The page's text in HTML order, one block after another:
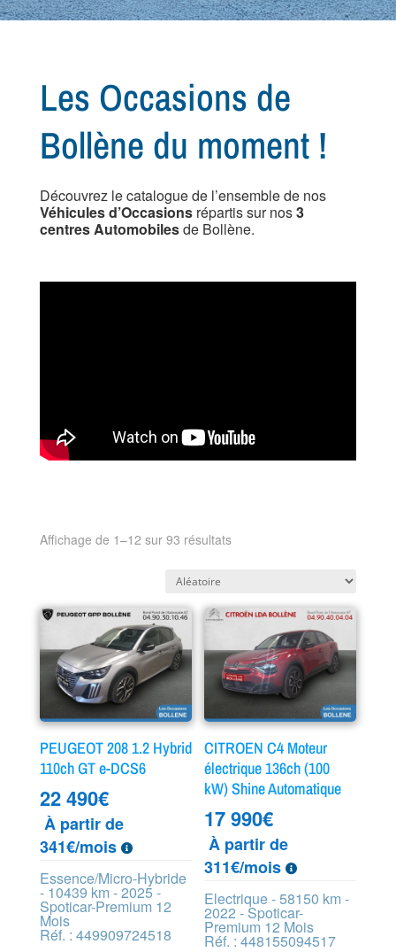
Les Occasions de
Bollène du moment !
Découvrez le catalogue de l’ensemble de nos
Véhicules d’Occasionsrépartis sur nos3
centres Automobilesde Bollène.
Affichage de 1–12 sur 93 résultats
PEUGEOT 208 1.2 Hybrid
110ch GT e-DCS6
22 490€
À partir de
341€/mois
Essence/Micro-Hybride
- 10439 km - 2025 -
Spoticar-Premium 12
Mois
Réf. : 449909724518
CITROEN C4 Moteur
électrique 136ch (100
kW) Shine Automatique
17 990€
À partir de
311€/mois
Electrique - 58150 km -
2022 - Spoticar-
Premium 12 Mois
Réf. : 448155094517